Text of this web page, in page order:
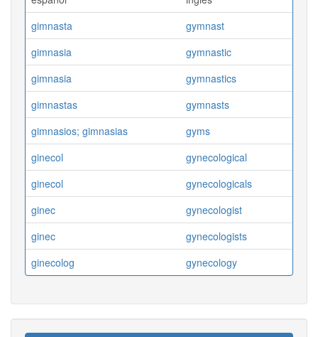
gimnasta
gymnast
gimnasia
gymnastic
gimnasia
gymnastics
gimnastas
gymnasts
gimnasios; gimnasias
gyms
ginecol
gynecological
ginecol
gynecologicals
ginec
gynecologist
ginec
gynecologists
ginecolog
gynecology